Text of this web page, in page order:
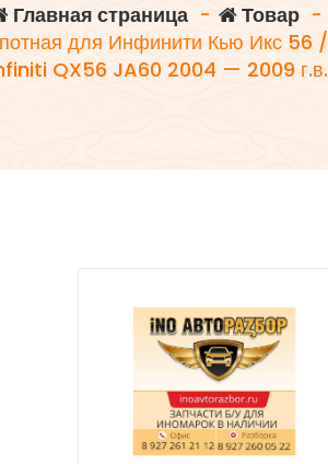
Главная страница - Товар -
для Инфинити Кью Икс 56 /
QX56 JA60 2004 — 2009 г.в.